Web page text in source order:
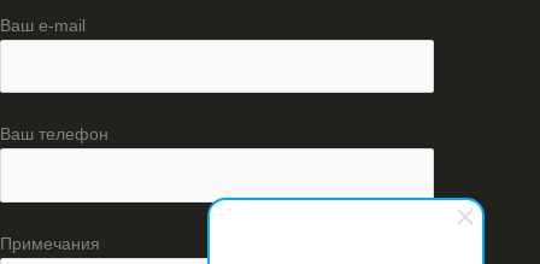
Ваш e-mail
Ваш телефон
Примечания